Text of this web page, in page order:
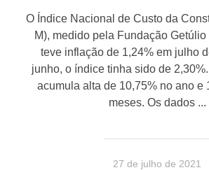
27 de julho de 2021
O Índice Nacional de Custo da
M), medido pela Fundação Getúlio
teve inflação de 1,24% em julho
junho, o índice tinha sido de
acumula alta de 10,75% no ano e
meses. Os dados ...